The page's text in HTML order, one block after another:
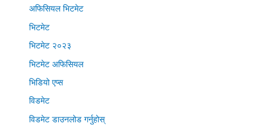
अफिसियल भिटमेट
भिटमेट
भिटमेट २०२३
भिटमेट अफिसियल
भिडियो एप्स
विडमेट
विडमेट डाउनलोड गर्नुहोस्